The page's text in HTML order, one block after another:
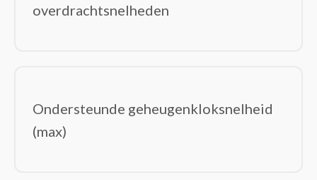
overdrachtsnelheden
Ondersteunde geheugenkloksnelheid
(max)